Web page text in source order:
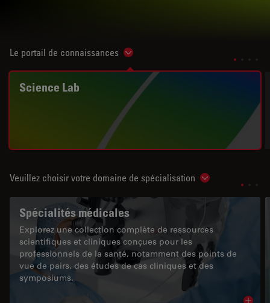
Le portail de connaissances Show subnavigation
Science Lab
Veuillez choisir votre domaine de spécialisation Show
Spécialités médicales
Explorez une collection complète de ressources
scientifiques et cliniques conçues pour les
professionnels de la santé, notamment des points de
vue de pairs, des études de cas cliniques et des
symposiums.